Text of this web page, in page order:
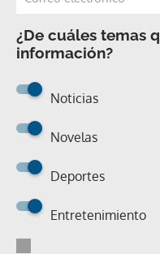
¿De cuáles temas
información?
Noticias
Novelas
Deportes
Entretenimiento